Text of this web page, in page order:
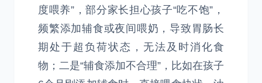
度喂养”，部分家长担心孩子“吃不饱”，
频繁添加辅食或夜间喂奶，导致胃肠长
期处于超负荷状态，无法及时消化食
物；二是“辅食添加不合理”，比如在孩子